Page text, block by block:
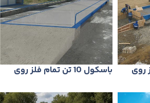
روی
باسكول 10 تن تمام فلز روی